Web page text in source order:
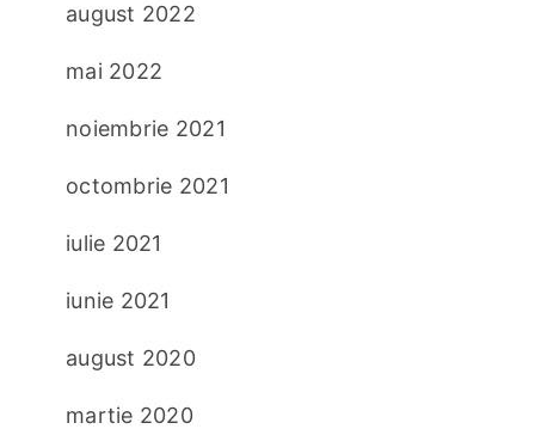
august 2022
mai 2022
noiembrie 2021
octombrie 2021
iulie 2021
iunie 2021
august 2020
martie 2020